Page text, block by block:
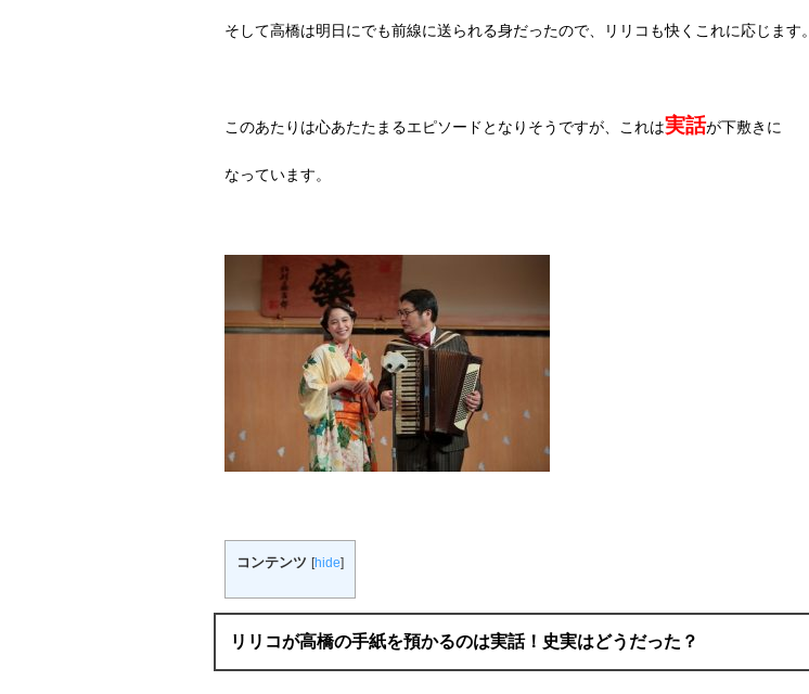
そして高橋は明日にでも前線に送られる身だったので、リリコも快くこれに応じます。
このあたりは心あたたまるエピソードとなりそうですが、これは実話が下敷きに
なっています。
コンテンツ [hide]
リリコが高橋の手紙を預かるのは実話！史実はどうだった？